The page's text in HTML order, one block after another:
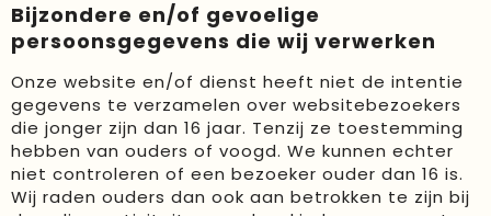
Bestsellers
Bijzondere en/of gevoelige
persoonsgegevens die wij verwerken
Onze website en/of dienst heeft niet de intentie
gegevens te verzamelen over websitebezoekers
die jonger zijn dan 16 jaar. Tenzij ze toestemming
hebben van ouders of voogd. We kunnen echter
niet controleren of een bezoeker ouder dan 16 is.
Wij raden ouders dan ook aan betrokken te zijn bij